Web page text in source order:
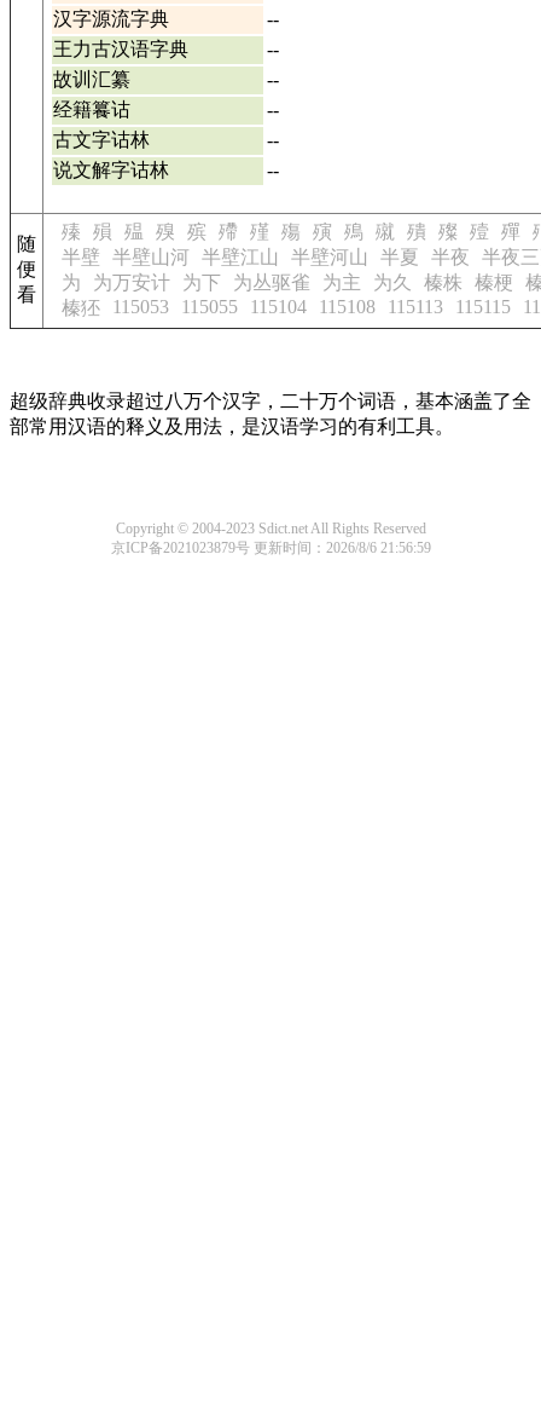
汉字源流字典
--
王力古汉语字典
--
故训汇纂
--
经籍籑诂
--
古文字诂林
--
说文解字诂林
--
随
便
看
殝 殞 殟 殠 殡 殢 殣 殤 殥 殦 殧 殨 殩 殪 殫
半壁
半壁山河 半壁江山 半壁河山 半夏 半夜
半夜
为
为万安计 为下 为丛驱雀 为主 为久 榛株 榛梗
榛狉
115053 115055 115104 115108 115113 115115
超级辞典收录超过八万个汉字，二十万个词语，基本涵盖了全
部常用汉语的释义及用法，是汉语学习的有利工具。
Copyright © 2004-2023 Sdict.net All Rights Reserved
京ICP备2021023879号更新时间：2026/8/6 21:56:59